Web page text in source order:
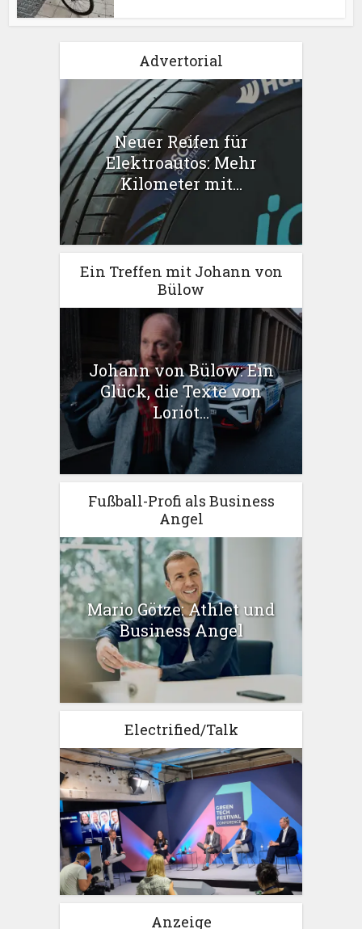
Advertorial
Neuer Reifen für
Elektroautos: Mehr
Kilometer mit...
Ein Treffen mit Johann von
Bülow
Johann von Bülow: Ein
Glück, die Texte von
Loriot...
Fußball-Profi als Business
Angel
Mario Götze: Athlet und
Business Angel
Electrified/Talk
Anzeige